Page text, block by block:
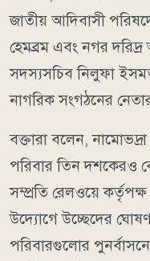
জাতীয় আদিবাসী
হেমব্রম এবং নগর দরিদ্র
সদস্যসচিব নিলুফা
নাগরিক সংগঠনের
বক্তারা বলেন,
পরিবার তিন দশকেরও
সম্প্রতি রেলওয়ে
উদ্যোগে উচ্ছেদের
পরিবারগুলোর